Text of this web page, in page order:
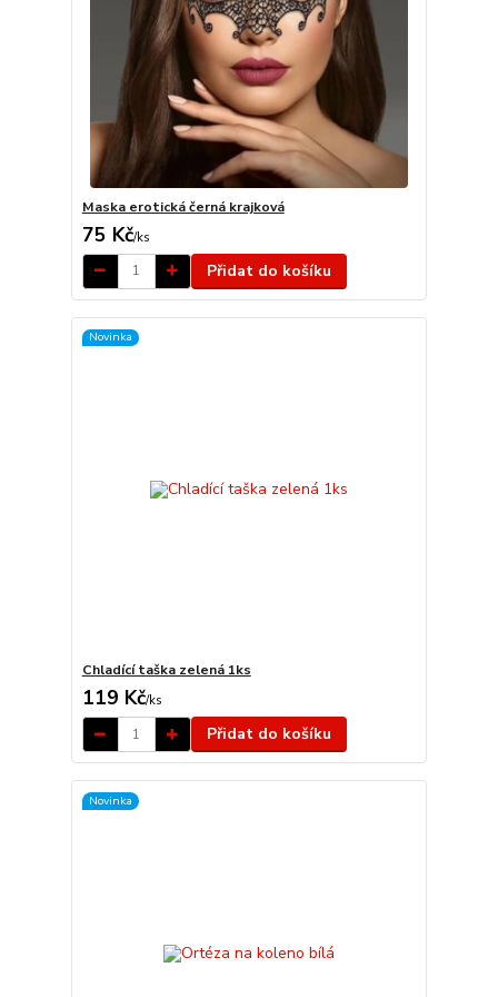
Maska erotická černá krajková
75 Kč/ks
Přidat do košíku
Novinka
Chladící taška zelená 1ks
119 Kč/ks
Přidat do košíku
Novinka